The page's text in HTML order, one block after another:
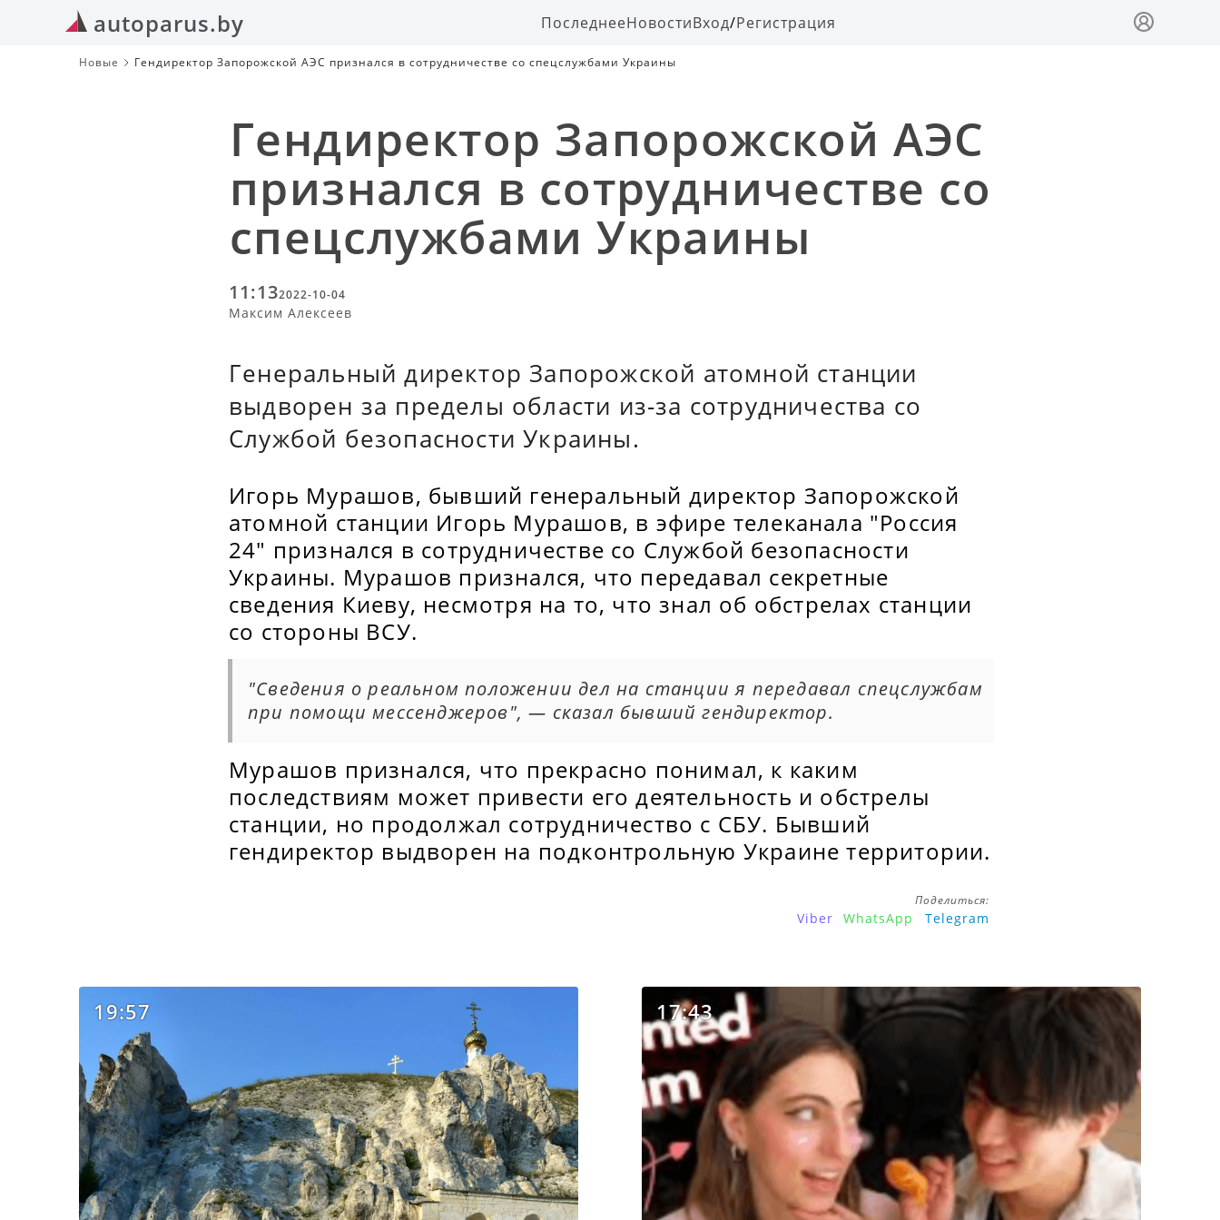
autoparus.by ПоследнееНовостиВход/Регистрация
Новые Гендиректор Запорожской АЭС признался в сотрудничестве со спецслужбами Украины
Гендиректор Запорожской АЭС
признался в сотрудничестве со
спецслужбами Украины
11:132022-10-04
Максим Алексеев
Генеральный директор Запорожской атомной станции
выдворен за пределы области из-за сотрудничества со
Службой безопасности Украины.
Игорь Мурашов, бывший генеральный директор Запорожской
атомной станции Игорь Мурашов, в эфире телеканала "Россия
24" признался в сотрудничестве со Службой безопасности
Украины. Мурашов признался, что передавал секретные
сведения Киеву, несмотря на то, что знал об обстрелах станции
со стороны ВСУ.
"Сведения о реальном положении дел на станции я передавал спецслужбам
при помощи мессенджеров", — сказал бывший гендиректор.
Мурашов признался, что прекрасно понимал, к каким
последствиям может привести его деятельность и обстрелы
станции, но продолжал сотрудничество с СБУ. Бывший
гендиректор выдворен на подконтрольную Украине территории.
Поделиться:
Viber WhatsApp Telegram
19:57 17:43